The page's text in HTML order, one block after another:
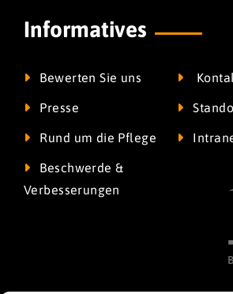
Informatives
Bewerten Sie uns
Presse
Rund um die Pflege
Beschwerde &
Verbesserungen